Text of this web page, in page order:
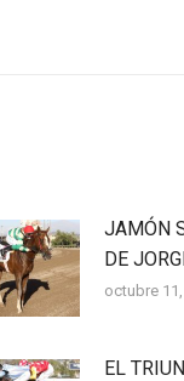
JAMÓN
DE
octubre
EL